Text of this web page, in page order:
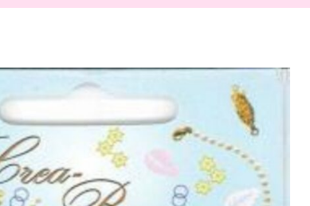
OUTLET Aanbuigoogjes/knijpringetjes, rond,